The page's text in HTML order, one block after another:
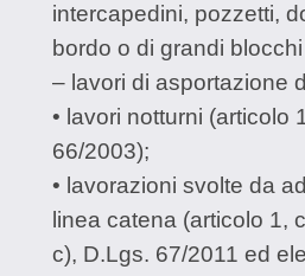
intercapedini, pozzetti,
bordo o di grandi
– lavori di asportazione
• lavori notturni (articolo
66/2003);
• lavorazioni svolte da
linea catena (articolo 1,
c), D.Lgs. 67/2011 ed